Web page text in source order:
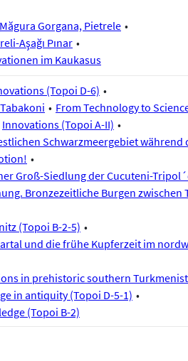
Măgura Gorgana, Pietrele
Aşağı Pınar
im Kaukasus
(Topoi D-6)
From Technology to
Innovations (Topoi A-II)
Schwarzmeergebiet während
Groß-Siedlung der Cucuteni-
Bronzezeitliche Burgen zwischen
(Topoi B-2-5)
und die frühe Kupferzeit im
in prehistoric southern
in antiquity (Topoi D-5-1)
(Topoi B-2)